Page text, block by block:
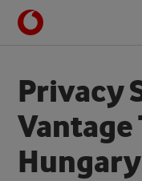
Home
Privacy
Vantage
Hungary